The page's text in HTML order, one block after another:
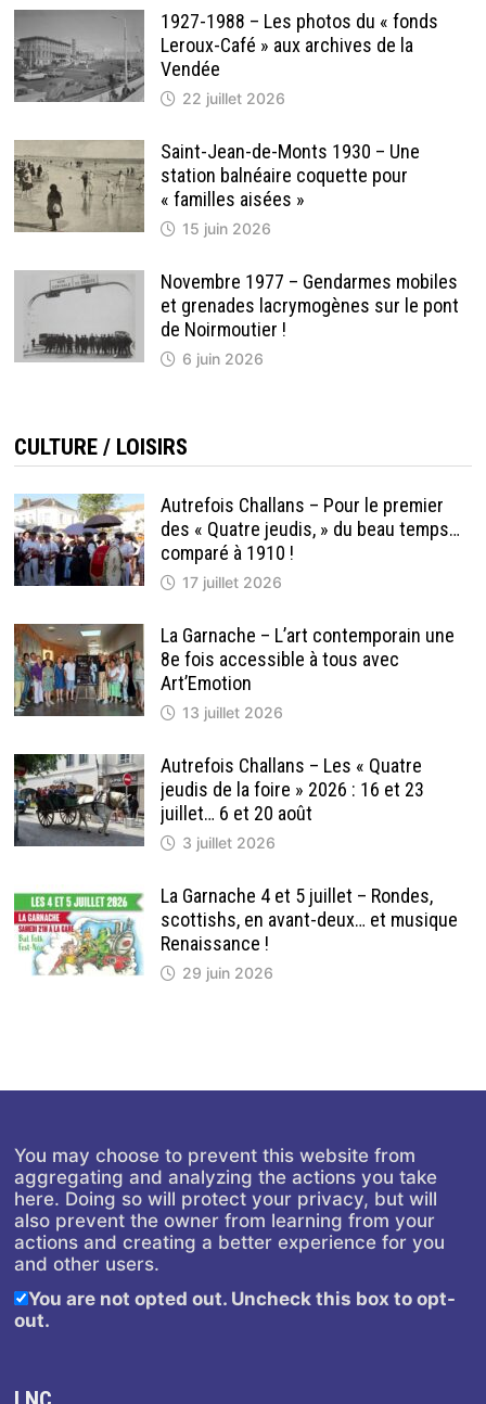
1927-1988 – Les photos du « fonds
Leroux-Café » aux archives de la
Vendée
22 juillet 2026
Saint-Jean-de-Monts 1930 – Une
station balnéaire coquette pour
« familles aisées »
15 juin 2026
Novembre 1977 – Gendarmes mobiles
et grenades lacrymogènes sur le pont
de Noirmoutier !
6 juin 2026
CULTURE / LOISIRS
Autrefois Challans – Pour le premier
des « Quatre jeudis, » du beau temps…
comparé à 1910 !
17 juillet 2026
La Garnache – L’art contemporain une
8e fois accessible à tous avec
Art’Emotion
13 juillet 2026
Autrefois Challans – Les « Quatre
jeudis de la foire » 2026 : 16 et 23
juillet… 6 et 20 août
3 juillet 2026
La Garnache 4 et 5 juillet – Rondes,
scottishs, en avant-deux… et musique
Renaissance !
29 juin 2026
You may choose to prevent this website from
aggregating and analyzing the actions you take
here. Doing so will protect your privacy, but will
also prevent the owner from learning from your
actions and creating a better experience for you
and other users.
You are not opted out. Uncheck this box to opt-
out.